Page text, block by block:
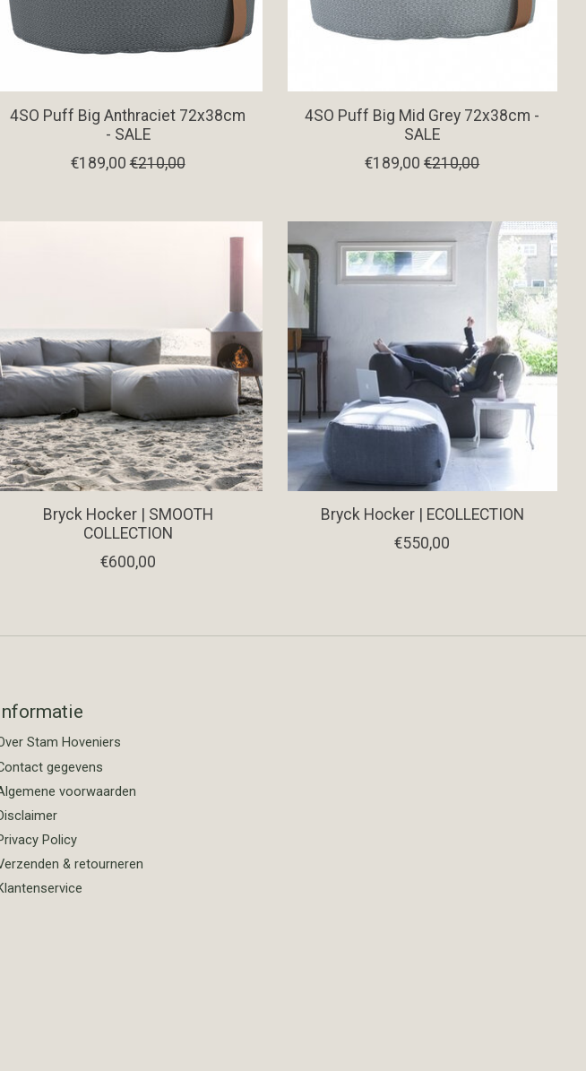
4SO Puff Big Anthraciet 72x38cm
- SALE
€189,00 €210,00
4SO Puff Big Mid Grey 72x38cm -
SALE
€189,00 €210,00
Bryck Hocker | SMOOTH
COLLECTION
€600,00
Bryck Hocker | ECOLLECTION
€550,00
Stam Hoveniers
gegevens
voorwaarden
Policy
& retourneren